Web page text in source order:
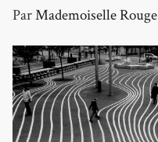
ParMademoiselle Rouge